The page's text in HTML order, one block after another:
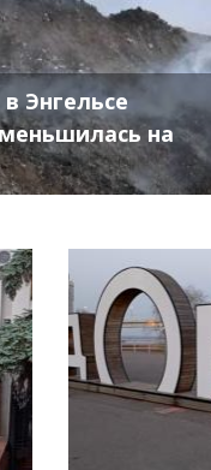
Энгельсе
на